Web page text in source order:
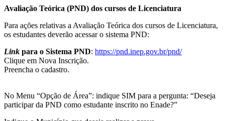
Avaliação Teórica (PND) dos cursos de Licenciatura
Para ações relativas a Avaliação Teórica dos cursos de Licenciatura,
os estudantes deverão acessar o sistema PND:
Link para o Sistema PND: https://pnd.inep.gov.br/pnd/
Clique em Nova Inscrição.
Preencha o cadastro.
No Menu “Opção de Área”: indique SIM para a pergunta: “Deseja
participar da PND como estudante inscrito no Enade?”